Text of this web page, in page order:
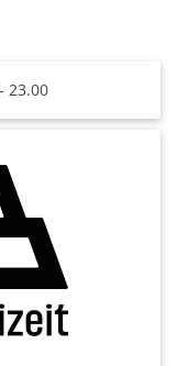
23.00